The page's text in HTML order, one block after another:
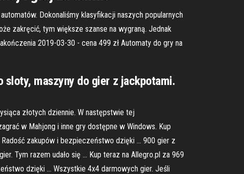
Dokonaliśmy klasyfikacji naszych popularnych
zakręcić, tym większe szanse na wygraną. Jednak
2019-03-30 - cena 499 zł Automaty do gry na
maszyny do gier z jackpotami.
złotych dziennie. W następstwie tej
w Mahjong i inne gry dostępne w Windows. Kup
Radość zakupów i bezpieczeństwo dzięki … 900 gier z
Tym razem udało się … Kup teraz na Allegro.pl za 969
dzięki … Wszystkie 4x4 darmowych gier. Jeśli